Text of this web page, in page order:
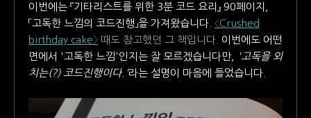
이번에는 『기타리스트를 위한 3분 코드 요리』 90페이지,
「고독한 느낌의 코드진행」을 가져왔습니다. 〈Crushed
birthday cake〉 때도 참고했던 그 책입니다. 이번에도 어떤
면에서 '고독한 느낌'인지는 잘 모르겠습니다만,
'고독을 외
치는(?) 코드진행이다.'라는 설명이 마음에 들었습니다.